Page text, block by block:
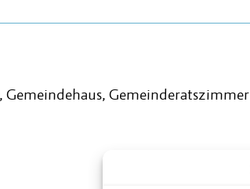
Gemeindehaus, Gemeinderatszimmer